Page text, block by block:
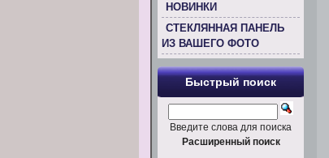
НОВИНКИ
СТЕКЛЯННАЯ ПАНЕЛЬ
ИЗ ВАШЕГО ФОТО
Быстрый поиск
Введите слова для поиска
Расширенный поиск